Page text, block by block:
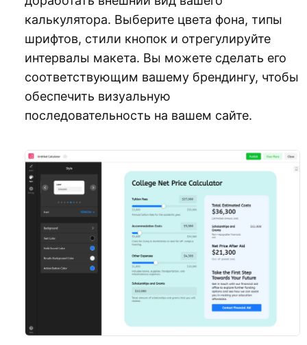
калькулятора. Выберите цвета фона, типы
шрифтов, стили кнопок и отрегулируйте
интервалы макета. Вы можете сделать его
соответствующим вашему брендингу, чтобы
обеспечить визуальную
последовательность на вашем сайте.